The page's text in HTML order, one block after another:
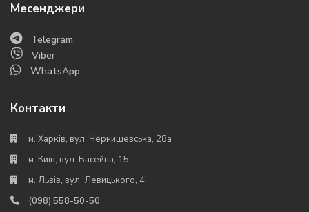
Месенджери
Telegram
Viber
WhatsApp
Контакти
м. Харків, вул. Чернишевська, 28а
м. Київ, вул. Басейна, 15
м. Львів, вул. Левицького, 4
(098) 558-50-50